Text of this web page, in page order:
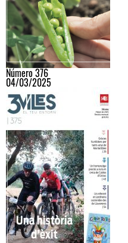
Número 376
04/03/2025